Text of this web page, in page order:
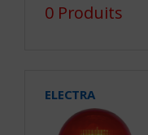
0 Produits
ELECTRA